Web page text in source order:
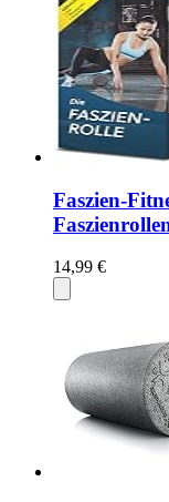
Faszien-
14,99 €